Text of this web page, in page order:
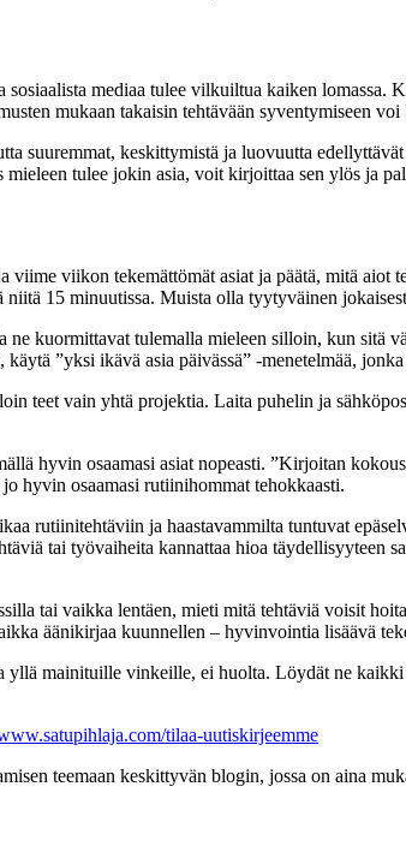
mediaa tulee vilkuiltua kaiken lomassa.
mukaan takaisin tehtävään syventymiseen
suuremmat, keskittymistä ja luovuutta
tulee jokin asia, voit kirjoittaa sen ylös ja
viime viikon tekemättömät asiat ja päätä, mitä aiot
15 minuutissa. Muista olla tyytyväinen
ne kuormittavat tulemalla mieleen silloin, kun
”yksi ikävä asia päivässä” -menetelmää,
teet vain yhtä projektia. Laita puhelin ja
hyvin osaamasi asiat nopeasti. ”Kirjoitan
hyvin osaamasi rutiinihommat tehokkaasti.
rutiinitehtäviin ja haastavammilta tuntuvat
tai työvaiheita kannattaa hioa täydellisyyteen
tai vaikka lentäen, mieti mitä tehtäviä voisit
äänikirjaa kuunnellen – hyvinvointia lisäävä
mainituille vinkeille, ei huolta. Löydät ne
tilaa-uutiskirjeemme
teemaan keskittyvän blogin, jossa on aina